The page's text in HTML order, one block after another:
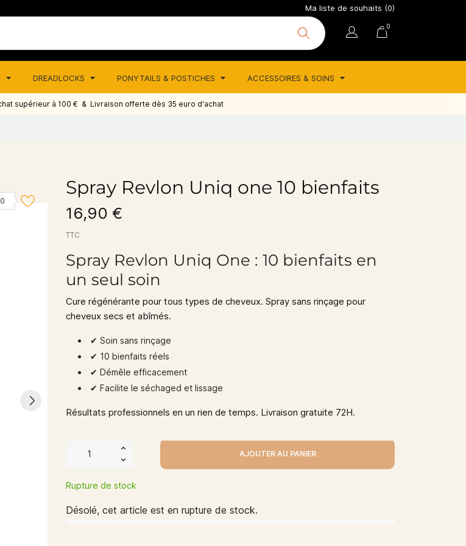
Ma liste de souhaits (0)
supérieur à 100 € & Livraison offerte dès 35 euro d'achat
DREADLOCKS PONYTAILS & POSTICHES ACCESSOIRES & SOINS
0
0
Spray Revlon Uniq one 10 bienfaits
16,90 €
TTC
Spray Revlon Uniq One : 10 bienfaits en
un seul soin
Cure régénérante pour tous types de cheveux. Spray sans rinçage pour
cheveux secs et abîmés.
✔︎ Soin sans rinçage
✔︎ 10 bienfaits réels
✔︎ Démêle efficacement
✔︎ Facilite le séchaged et lissage
Résultats professionnels en un rien de temps. Livraison gratuite 72H.
AJOUTER AU PANIER
Rupture de stock
Désolé, cet article est en rupture de stock.